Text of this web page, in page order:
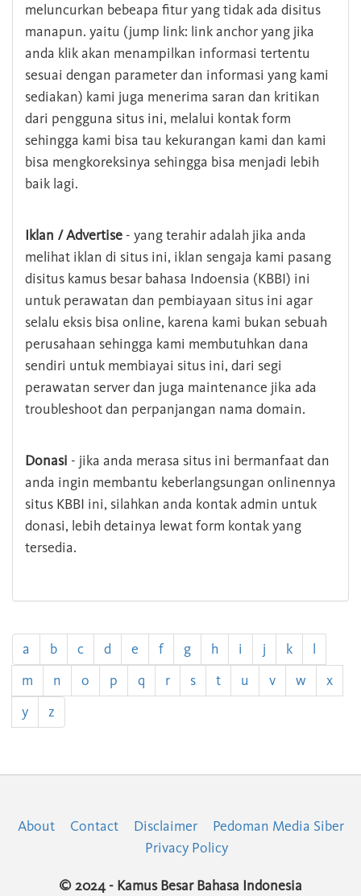
meluncurkan bebeapa fitur yang tidak ada disitus
manapun. yaitu (jump link: link anchor yang jika
anda klik akan menampilkan informasi tertentu
sesuai dengan parameter dan informasi yang kami
sediakan) kami juga menerima saran dan kritikan
dari pengguna situs ini, melalui kontak form
sehingga kami bisa tau kekurangan kami dan kami
bisa mengkoreksinya sehingga bisa menjadi lebih
baik lagi.
Iklan / Advertise - yang terahir adalah jika anda
melihat iklan di situs ini, iklan sengaja kami pasang
disitus kamus besar bahasa Indoensia (KBBI) ini
untuk perawatan dan pembiayaan situs ini agar
selalu eksis bisa online, karena kami bukan sebuah
perusahaan sehingga kami membutuhkan dana
sendiri untuk membiayai situs ini, dari segi
perawatan server dan juga maintenance jika ada
troubleshoot dan perpanjangan nama domain.
Donasi - jika anda merasa situs ini bermanfaat dan
anda ingin membantu keberlangsungan onlinennya
situs KBBI ini, silahkan anda kontak admin untuk
donasi, lebih detainya lewat form kontak yang
tersedia.
a b c d e f g h i j k
l
m
n o p q r s t u v w
x
y
z
About Contact Disclaimer
Pedoman Media Siber
Privacy Policy
© 2024 - Kamus Besar Bahasa Indonesia